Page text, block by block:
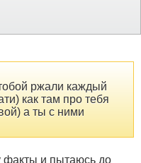
ржали каждый
как там про тебя
а ты с ними
факты и пытаюсь до